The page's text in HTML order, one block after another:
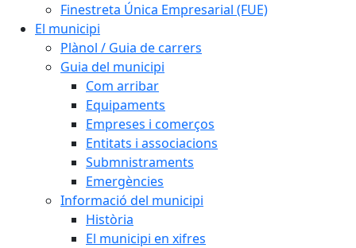
Finestreta Única Empresarial (FUE)
El municipi
Plànol / Guia de carrers
Guia del municipi
Com arribar
Equipaments
Empreses i comerços
Entitats i associacions
Submnistraments
Emergències
Informació del municipi
Història
El municipi en xifres